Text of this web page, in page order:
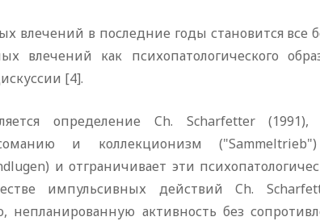
влечений в последние годы становится все
влечений как психопатологического
[4].
определение Ch. Scharfetter (1991),
и коллекционизм
и отграничивает эти
импульсивных действий Ch.
непланированную активность без